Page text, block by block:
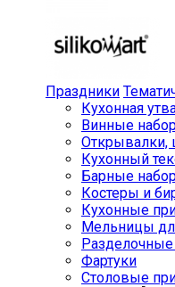
Праздники
Кухонная
Винные
Открывалки,
Кухонный
Барные
Костеры и
Кухонные
Мельницы
Фартуки
Столовые